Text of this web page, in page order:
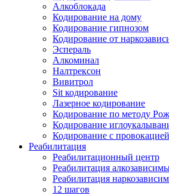
Алкоблокада
Кодирование на дому
Кодирование гипнозом
Кодирование от
Эспераль
Алкоминал
Налтрексон
Вивитрол
Sit кодирование
Лазерное кодирование
Кодирование по методу
Кодирование
Кодирование с провокацией
Реабилитация
Реабилитационный центр
Реабилитация
Реабилитация
12 шагов